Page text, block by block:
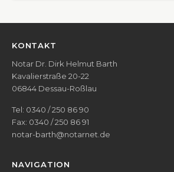
KONTAKT
Notar Dr. Dirk Helmut Barth
Kavalierstraße 20-22
06844 Dessau-Roßlau
Tel: 0340 / 250 86 90
Fax: 0340 / 250 86 91
notar-barth@notarnet.de
NAVIGATION